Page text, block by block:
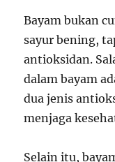
Bayam bukan
sayur bening,
antioksidan.
dalam bayam
dua jenis
menjaga
Selain itu,